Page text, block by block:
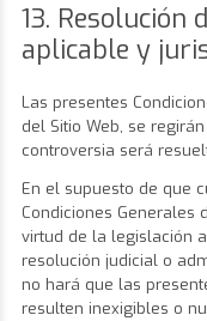
13. Resolución
aplicable y
Las presentes
del Sitio Web, se
controversia será
En el supuesto de que
Condiciones Generales
virtud de la legislación
resolución judicial o
no hará que las
resulten inexigibles o